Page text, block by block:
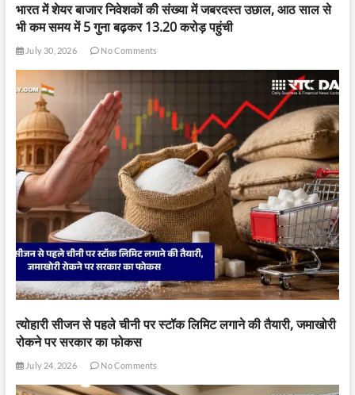
भारत में शेयर बाजार निवेशकों की संख्या में जबरदस्त उछाल, आठ साल से
भी कम समय में 5 गुना बढ़कर 13.20 करोड़ पहुंची
July 30, 2026 No Comments
त्योहारी सीजन से पहले चीनी पर स्टॉक लिमिट लगाने की तैयारी, जमाखोरी
रोकने पर सरकार का फोकस
July 24, 2026 No Comments